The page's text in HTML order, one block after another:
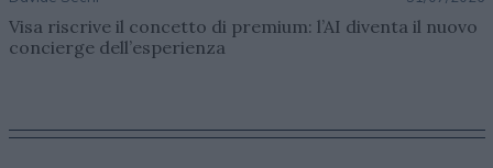
Visa riscrive il concetto di premium: l’AI diventa il nuovo
concierge dell’esperienza